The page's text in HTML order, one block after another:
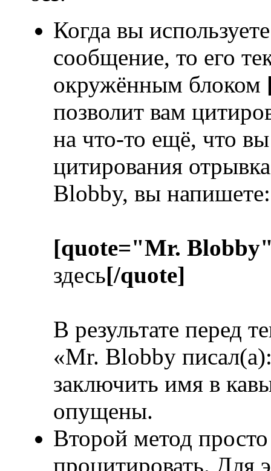
Когда вы
сообщение, то его
окружённым блоком
позволит вам
на что-то ещё, что
цитирования
Blobby, вы напишете:
[quote="Mr.
здесь[/quote]
В результате перед
«Mr. Blobby
заключить имя в
опущены.
Второй метод
процитировать. Для